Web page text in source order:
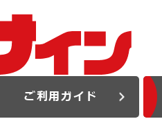
ご利用ガイド